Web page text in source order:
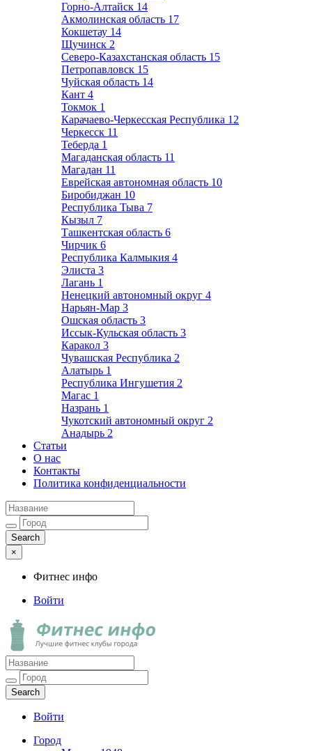
Горно-Алтайск 14
Акмолинская область 17
Кокшетау 14
Щучинск 2
Северо-Казахстанская область 15
Петропавловск 15
Чуйская область 14
Кант 4
Токмок 1
Карачаево-Черкесская Республика 12
Черкесск 11
Теберда 1
Магаданская область 11
Магадан 11
Еврейская автономная область 10
Биробиджан 10
Республика Тыва 7
Кызыл 7
Ташкентская область 6
Чирчик 6
Республика Калмыкия 4
Элиста 3
Лагань 1
Ненецкий автономный округ 4
Нарьян-Мар 3
Ошская область 3
Иссык-Кульская область 3
Каракол 3
Чувашская Республика 2
Алатырь 1
Республика Ингушетия 2
Магас 1
Назрань 1
Чукотский автономный округ 2
Анадырь 2
Статьи
О нас
Контакты
Политика конфиденциальности
×
Фитнес инфо
Войти
Фитнес инфо
Лучшие фитнес клубы города
Войти
Город